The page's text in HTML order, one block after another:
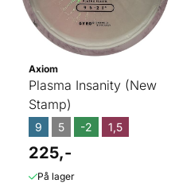
Axiom
Plasma Insanity (New
Stamp)
9 5 -2 1,5
225,-
På lager